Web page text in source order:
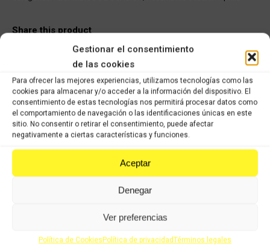
Gestionar el consentimiento
de las cookies
Para ofrecer las mejores experiencias, utilizamos tecnologías como las
cookies para almacenar y/o acceder a la información del dispositivo. El
consentimiento de estas tecnologías nos permitirá procesar datos como
el comportamiento de navegación o las identificaciones únicas en este
sitio. No consentir o retirar el consentimiento, puede afectar
negativamente a ciertas características y funciones.
Aceptar
Denegar
Ver preferencias
Política de CookiesPolítica de privacidadTérminos legales
Share this product
on
X
Share
on
Facebook
Share
on
Pinterest
Share
on
LinkedIn
Productos relacionados
Comprar
Daelim Roadwin 125cc